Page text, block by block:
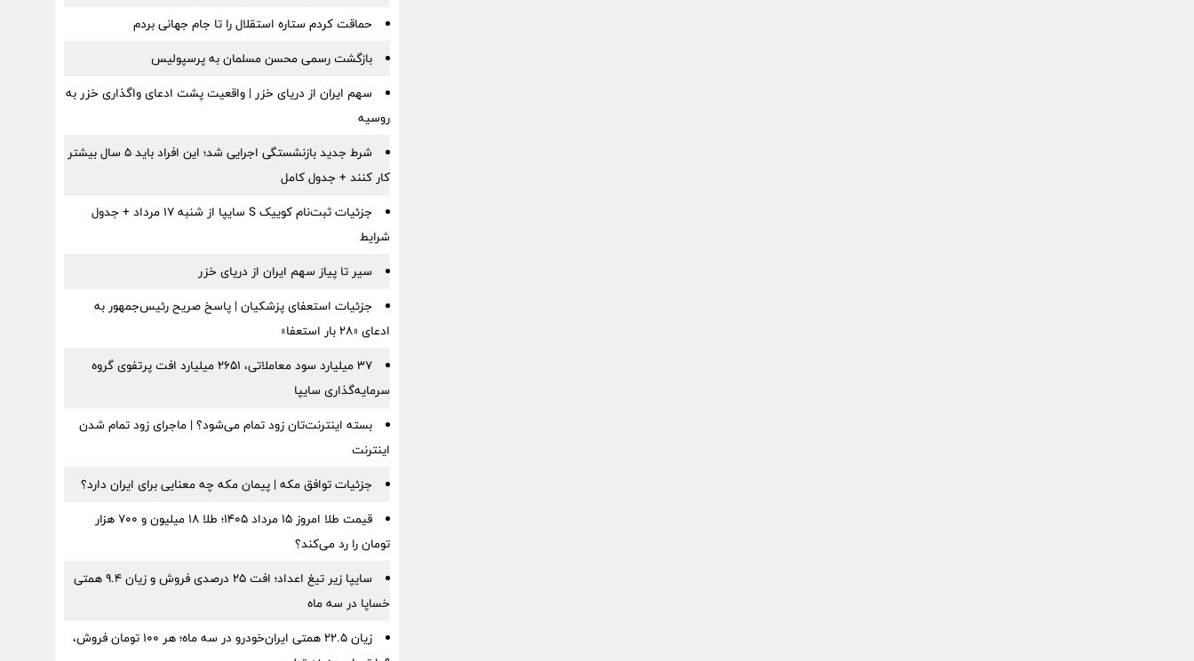
حماقت کردم ستاره استقلال را تا جام جهانی بردم
بازگشت رسمی محسن مسلمان به پرسپولیس
سهم ایران از دریای خزر | واقعیت پشت ادعای واگذاری خزر به
روسیه
شرط جدید بازنشستگی اجرایی شد؛ این افراد باید ۵ سال بیشتر
کار کنند + جدول کامل
جزئیات ثبت‌نام کوییک S سایپا از شنبه ۱۷ مرداد + جدول
شرایط
سیر تا پیاز سهم ایران از دریای خزر
جزئیات استعفای پزشکیان | پاسخ صریح رئیس‌جمهور به
ادعای «۲۸ بار استعفا»
۳۷ میلیارد سود معاملاتی، ۲۶۵۱ میلیارد افت پرتفوی گروه
سرمایه‌گذاری سایپا
بسته اینترنت‌تان زود تمام می‌شود؟ | ماجرای زود تمام شدن
اینترنت
جزئیات توافق مکه | پیمان مکه چه معنایی برای ایران دارد؟
قیمت طلا امروز ۱۵ مرداد ۱۴۰۵؛ طلا ۱۸ میلیون و ۷۰۰ هزار
تومان را رد می‌کند؟
سایپا زیر تیغ اعداد؛ افت ۲۵ درصدی فروش و زیان ۹.۴ همتی
خساپا در سه ماه
زیان ۲۲.۵ همتی ایران‌خودرو در سه ماه؛ هر ۱۰۰ تومان فروش،